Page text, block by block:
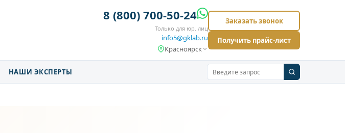
8 (800) 700-50-24
Только для юр. лиц
info5@gklab.ru
Красноярск
Заказать звонок
Получить прайс-лист
НАШИ ЭКСПЕРТЫ